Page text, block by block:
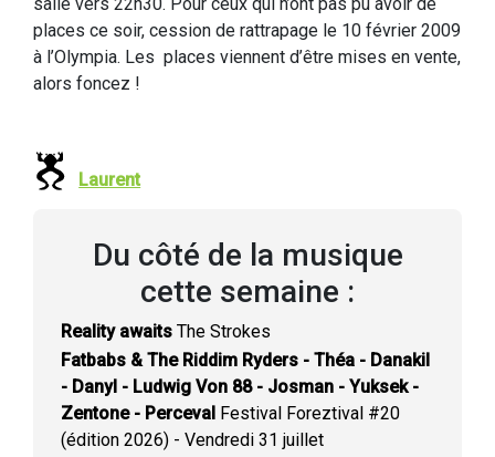
places ce soir, cession de rattrapage le 10 février 2009
à l’Olympia. Les places viennent d’être mises en vente,
alors foncez !
Laurent
Du côté de la musique
cette semaine :
Reality awaits The Strokes
Fatbabs & The Riddim Ryders - Théa - Danakil
- Danyl - Ludwig Von 88 - Josman - Yuksek -
Zentone - Perceval Festival Foreztival #20
(édition 2026) - Vendredi 31 juillet